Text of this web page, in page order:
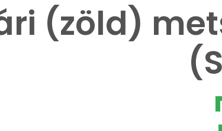
(zöld)